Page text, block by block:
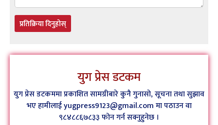
प्रतिक्रिया दिनुहोस्
युग प्रेस डटकम
युग प्रेस डटकममा प्रकाशित सामग्रीबारे कुनै गुनासो, सूचना तथा सुझाव
भए हामीलाई yugpress9123@gmail.com मा पठाउन वा
९८४८८६७८३३ फोन गर्न सक्नुहुनेछ ।